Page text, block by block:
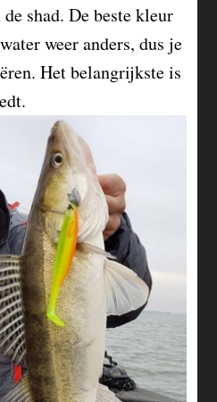
shad. De beste kleur
weer anders, dus je
Het belangrijkste is